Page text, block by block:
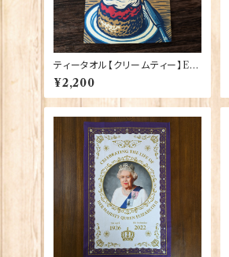
ティータオル【クリームティー】Elg
ate Products 50001-X
¥2,200